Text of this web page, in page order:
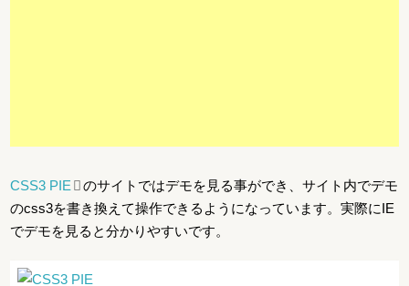
CSS3 PIE
のサイトではデモを見る事ができ、サイト内でデモ
のcss3を書き換えて操作できるようになっています。実際にIE
でデモを見ると分かりやすいです。